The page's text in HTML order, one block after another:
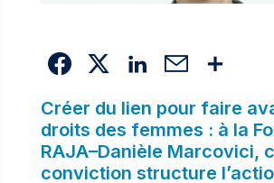
Créer du lien pour faire
droits des femmes : à la
RAJA–Danièle Marcovici,
conviction structure